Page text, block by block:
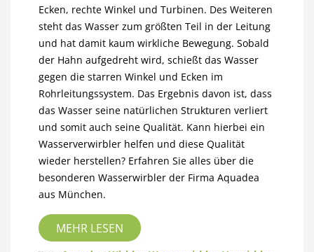
Ecken, rechte Winkel und Turbinen. Des Weiteren
steht das Wasser zum größten Teil in der Leitung
und hat damit kaum wirkliche Bewegung. Sobald
der Hahn aufgedreht wird, schießt das Wasser
gegen die starren Winkel und Ecken im
Rohrleitungssystem. Das Ergebnis davon ist, dass
das Wasser seine natürlichen Strukturen verliert
und somit auch seine Qualität. Kann hierbei ein
Wasserverwirbler helfen und diese Qualität
wieder herstellen? Erfahren Sie alles über die
besonderen Wasserwirbler der Firma Aquadea
aus München.
MEHR LESEN